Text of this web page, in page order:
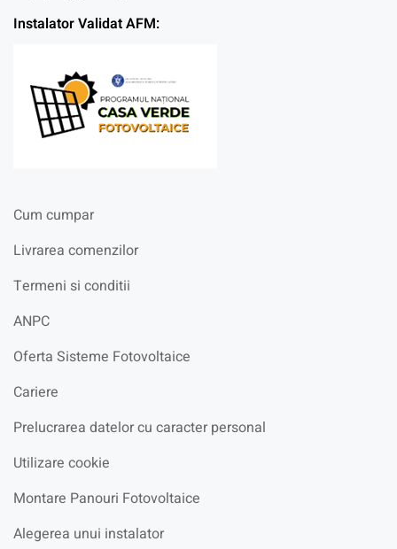
Instalator Validat AFM:
Cum cumpar
Livrarea comenzilor
Termeni si conditii
ANPC
Oferta Sisteme Fotovoltaice
Cariere
Prelucrarea datelor cu caracter personal
Utilizare cookie
Montare Panouri Fotovoltaice
Alegerea unui instalator